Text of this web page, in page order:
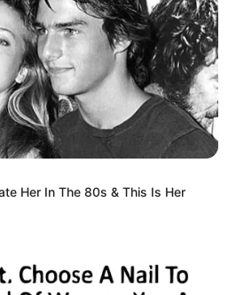
Her In The 80s & This Is Her